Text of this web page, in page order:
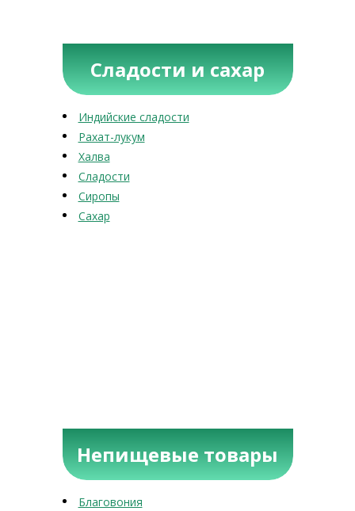
Сладости и сахар
Индийские сладости
Рахат-лукум
Халва
Сладости
Сиропы
Сахар
Непищевые товары
Благовония